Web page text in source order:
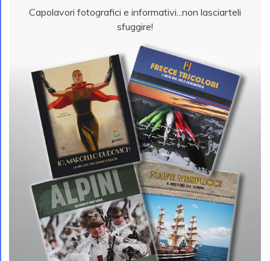
Capolavori fotografici e informativi...non lasciarteli
sfuggire!